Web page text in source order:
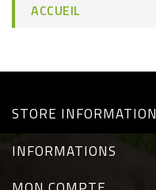
ACCUEIL
STORE INFORMATION
INFORMATIONS